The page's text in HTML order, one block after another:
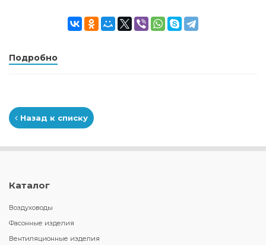
Подробно
Назад к списку
Каталог
Воздуховоды
Фасонные изделия
Вентиляционные изделия